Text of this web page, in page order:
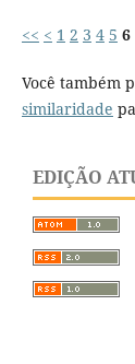
<< < 1 2 3 4 5 6
Você também
similaridade
EDIÇÃO